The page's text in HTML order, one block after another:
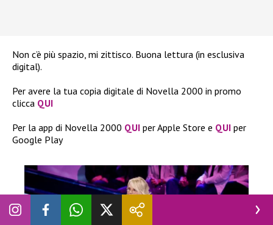
Non c’è più spazio, mi zittisco. Buona lettura (in esclusiva
digital).
Per avere la tua copia digitale di Novella 2000 in promo
clicca QUI
Per la app di Novella 2000 QUI per Apple Store e QUI per
Google Play